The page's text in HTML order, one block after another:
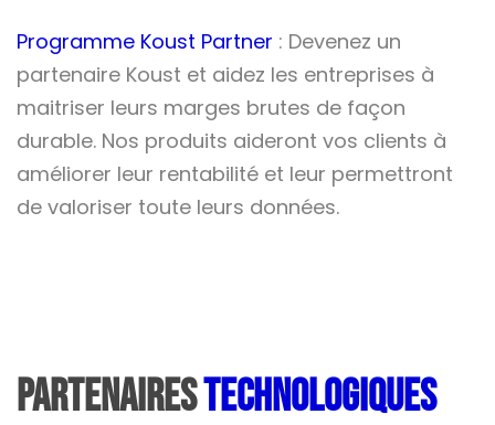
Programme Koust Partner : Devenez un
partenaire Koust et aidez les entreprises à
maitriser leurs marges brutes de façon
durable. Nos produits aideront vos clients à
améliorer leur rentabilité et leur permettront
de valoriser toute leurs données.
Partenairestechnologiques